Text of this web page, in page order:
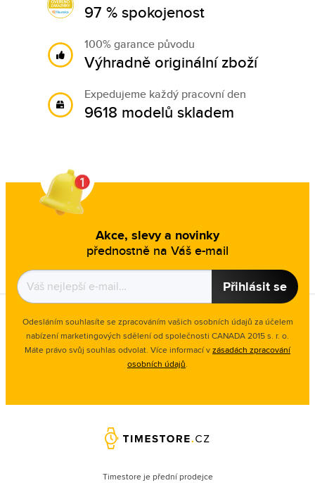
97 % spokojenost
100% garance původu
Výhradně originální zboží
Expedujeme každý pracovní den
9618 modelů skladem
Akce, slevy a novinky
přednostně na Váš e-mail
Přihlásit se
Odesláním souhlasíte se zpracováním vašich osobních údajů za účelem
nabízení marketingových sdělení od společnosti CANADA 2015 s. r. o.
Máte právo svůj souhlas odvolat. Více informací vzásadách zpracování
osobních údajů.
Timestore je přední prodejce